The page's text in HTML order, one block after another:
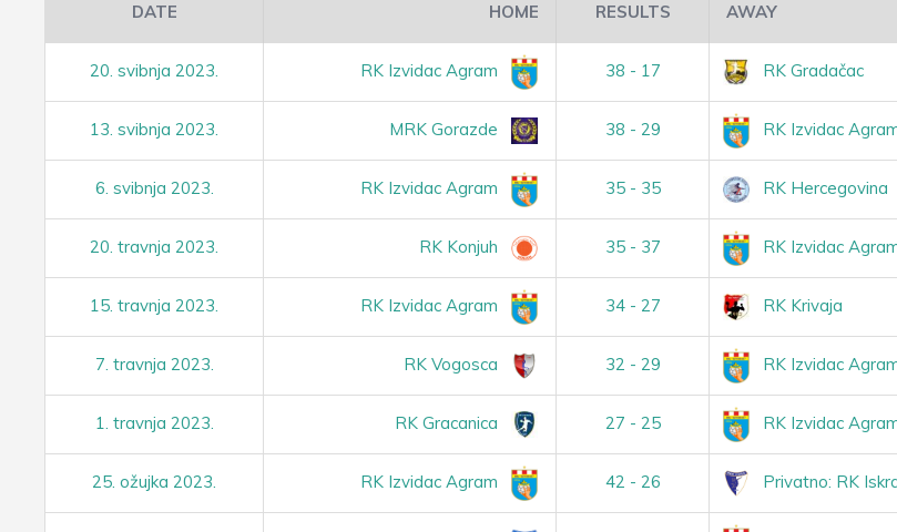
DATE HOME RESULTS AWAY
20. svibnja 2023. RK Izvidac Agram 38 - 17 RK Gradačac
13. svibnja 2023. MRK Gorazde 38 - 29 RK Izvidac
6. svibnja 2023. RK Izvidac Agram 35 - 35 RK Hercegovina
20. travnja 2023. RK Konjuh 35 - 37 RK Izvidac
15. travnja 2023. RK Izvidac Agram 34 - 27 RK Krivaja
7. travnja 2023. RK Vogosca 32 - 29 RK Izvidac
1. travnja 2023. RK Gracanica 27 - 25 RK Izvidac
25. ožujka 2023. RK Izvidac Agram 42 - 26 Privatno: RK